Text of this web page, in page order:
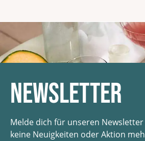
Newsletter
Melde dich für unseren
keine Neuigkeiten oder Aktion